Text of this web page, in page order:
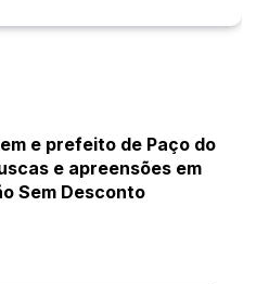
e prefeito de Paço do
e apreensões em
Sem Desconto